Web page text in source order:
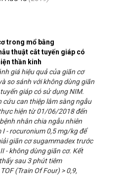
trong mổ bằng
thuật cắt tuyến giáp có
thần kinh
giá hiệu quả của giãn cơ
so sánh với không dùng giãn
giáp có sử dụng NIM.
cứu can thiệp lâm sàng ngẫu
hiện từ 01/06/2018 đến
nhân chia ngẫu nhiên
- rocuronium 0,5 mg/kg để
giãn cơ sugammadex trước
- không dùng giãn cơ. Kết
sau 3 phút tiêm
(Train Of Four) > 0,9,